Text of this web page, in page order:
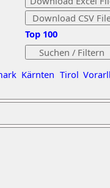
Kärnten Tirol
Top 100